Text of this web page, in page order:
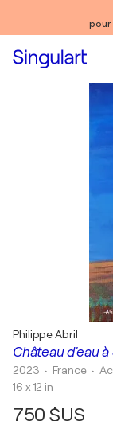
pour
Château d'eau à
Philippe Abril
2023 • France •
16 x 12 in
750 $US